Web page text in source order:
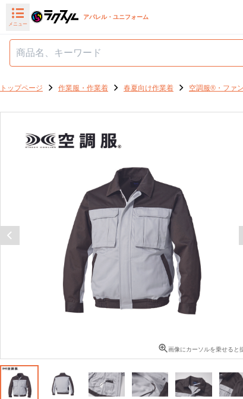
メニュー
アパレル・ユニフォーム
トップページ 作業服・作業着 春夏向け作業着 空調服®・ファ
画像にカーソルを乗せると